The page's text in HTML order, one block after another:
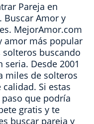
Pareja en
Buscar Amor y
MejorAmor.com
amor más popular
buscando
Desde 2001
miles de solteros
Si estas
que podría
gratis y te
buscar pareja y